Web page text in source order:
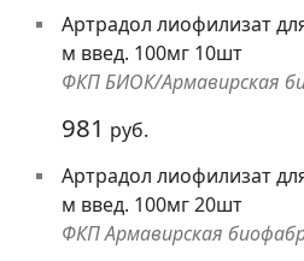
Артрадол лиофилизат
м введ. 100мг 10шт
ФКП БИОК/Армавирская
981 руб.
Артрадол лиофилизат
м введ. 100мг 20шт
ФКП Армавирская